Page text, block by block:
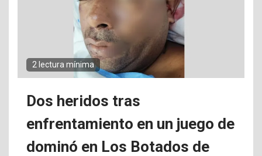
2 lectura mínima
Dos heridos tras
enfrentamiento en un juego de
dominó en Los Botados de